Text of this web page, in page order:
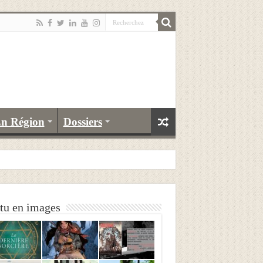
Région Dossiers
en images